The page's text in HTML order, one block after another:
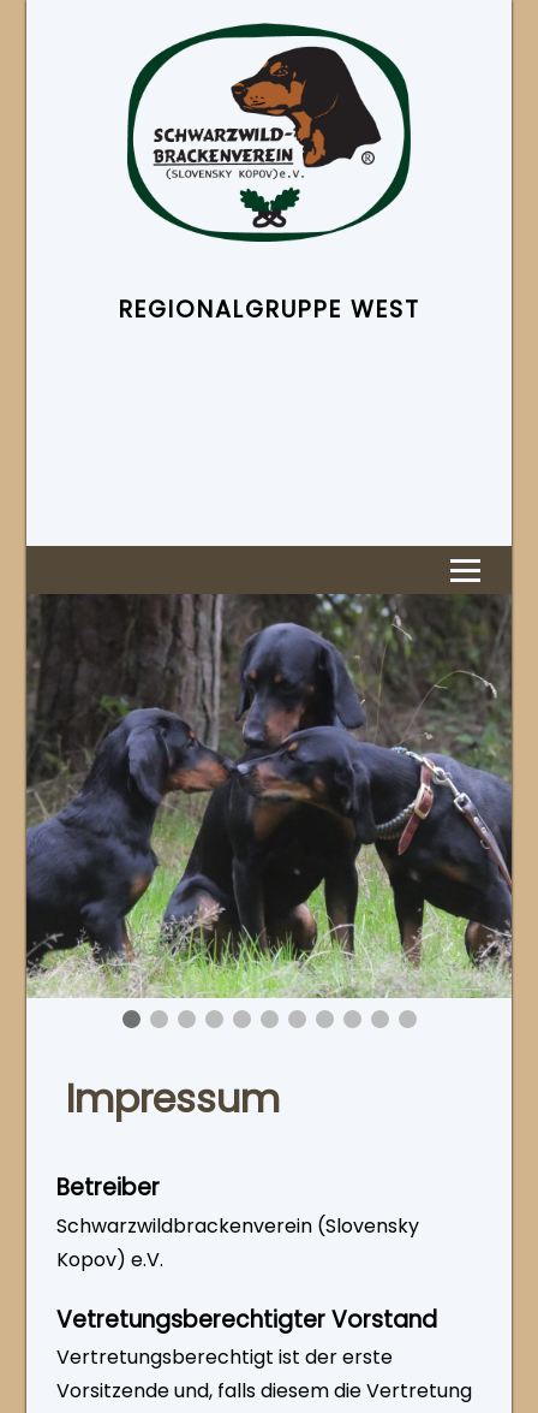
REGIONAL­GRUPPE WEST
Impressum
Betreiber
Schwarzwildbrackenverein (Slovensky
Kopov) e.V.
Vetretungsberechtigter Vorstand
Vertretungsberechtigt ist der erste
Vorsitzende und, falls diesem die Vertretung